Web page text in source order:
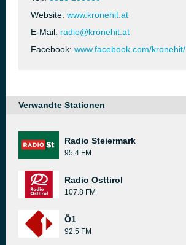
Website: www.kronehit.at
E-Mail: radio@kronehit.at
Facebook: www.facebook.com/kronehit/
Verwandte Stationen
Radio Steiermark
95.4 FM
Radio Osttirol
107.8 FM
Ö1
92.5 FM